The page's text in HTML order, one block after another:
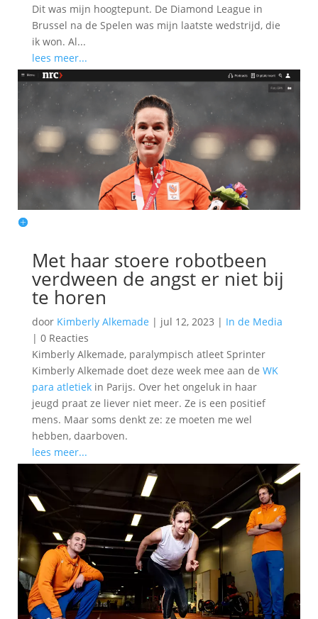
Dit was mijn hoogtepunt. De Diamond League in
Brussel na de Spelen was mijn laatste wedstrijd, die
ik won. Al...
lees meer...
Met haar stoere robotbeen
verdween de angst er niet bij
te horen
door Kimberly Alkemade | jul 12, 2023 | In de Media
| 0 Reacties
Kimberly Alkemade, paralympisch atleet Sprinter
Kimberly Alkemade doet deze week mee aan de WK
para atletiekin Parijs. Over het ongeluk in haar
jeugd praat ze liever niet meer. Ze is een positief
mens. Maar soms denkt ze: ze moeten me wel
hebben, daarboven.
lees meer...